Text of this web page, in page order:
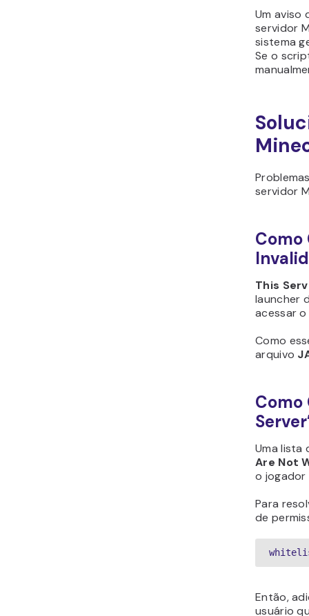
Um aviso
servidor
sistema
Se o
servidor
Como
This
launcher
acessar
Como
arquivo
Como
Uma lista
Are Not
o jogador
Para
de
Então,
usuário